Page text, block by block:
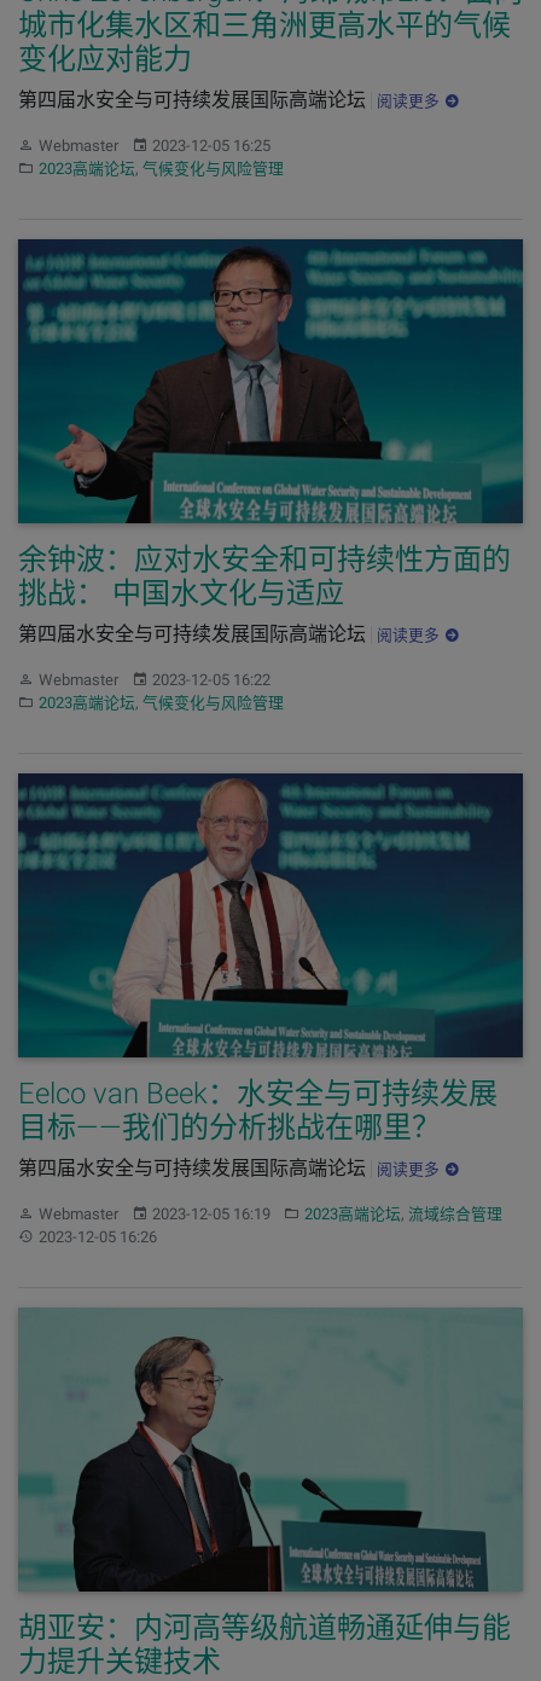
城市化集水区和三角洲更高水平的气候
变化应对能力
第四届水安全与可持续发展国际高端论坛 阅读更多
作者：
Webmaster 发布：2023-12-05 16:25
分类：
2023高端论坛, 气候变化与风险管理
余钟波：应对水安全和可持续性方面的
挑战： 中国水文化与适应
第四届水安全与可持续发展国际高端论坛 阅读更多
作者：
Webmaster 发布：2023-12-05 16:22
分类：
2023高端论坛, 气候变化与风险管理
Eelco van Beek：水安全与可持续发展
目标——我们的分析挑战在哪里？
第四届水安全与可持续发展国际高端论坛 阅读更多
作者：
Webmaster 发布：2023-12-05 16:19 分类：
2023高端论坛, 流域综合管理
更新：2023-12-05 16:26
胡亚安：内河高等级航道畅通延伸与能
力提升关键技术